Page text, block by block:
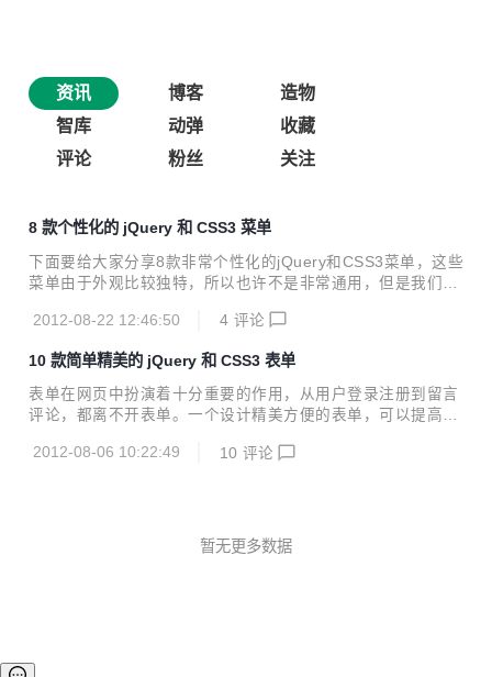
资讯 博客
造物
智库
动弹
收藏
评论
粉丝 关注
8 款个性化的 jQuery 和 CSS3 菜单
下面要给大家分享8款非常个性化的jQuery和CSS3菜单，这些
菜单由于外观比较独特，所以也许不是非常通用，但是我们可
来看看这些菜单吧。 1、超酷的jQuery动画菜单 这是一款效果
候，将会出现十分平滑的滑动效果，这个菜单漂亮的地方还在
于菜单的背景图片，动画本身并不复杂，下面就一起来看看这
个简单漂亮的jQuery动画菜单吧。 2、jQuery侧边固定停靠导
移入移出是都有流畅的弹入弹出效果，并能固定在浏览器一
2012-08-22 12:46:50 4 评论
10 款简单精美的 jQuery 和 CSS3 表单
表单在网页中扮演着十分重要的作用，从用户登录注册到留言
评论，都离不开表单。一个设计精美方便的表单，可以提高用
jQuery和CSS3表单，希望对大家有所帮助。 1、发光的HTM
只有基于webkit的浏览器才有效果，比如chrome和safari。
2012-08-06 10:22:49 10 评论
暂无更多数据